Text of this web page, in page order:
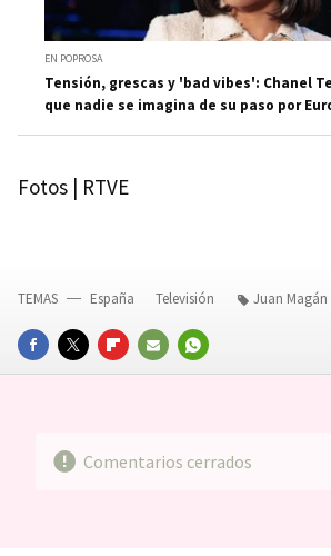
EN POPROSA
Tensión, grescas y 'bad vibes': Chanel
que nadie se imagina de su paso por
Fotos | RTVE
FACEBOOKTWITTERFLIPBOARD
E-
WHATSAPP
TEMAS España Televisión Juan Magán
Comentarios cerrados